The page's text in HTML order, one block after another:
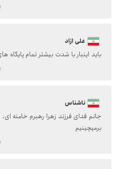
علی ازاد
باید اینبار با شدت بیشتر تمام
ناشناس
جانم فدای فرزند زهرا رهبرم خامنه
برمیچینیم